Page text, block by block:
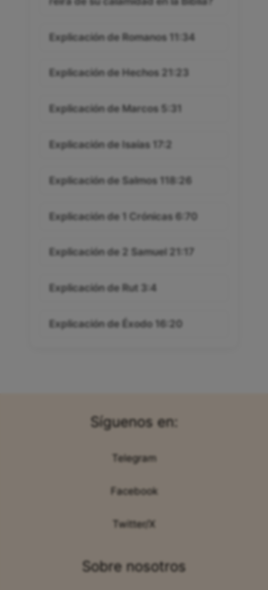
Explicación de Romanos 11:34
Explicación de Hechos 21:23
Explicación de Marcos 5:31
Explicación de Isaías 17:2
Explicación de Salmos 118:26
Explicación de 1 Crónicas 6:70
Explicación de 2 Samuel 21:17
Explicación de Rut 3:4
Explicación de Éxodo 16:20
Síguenos en:
Telegram
Facebook
Twitter/X
Sobre nosotros